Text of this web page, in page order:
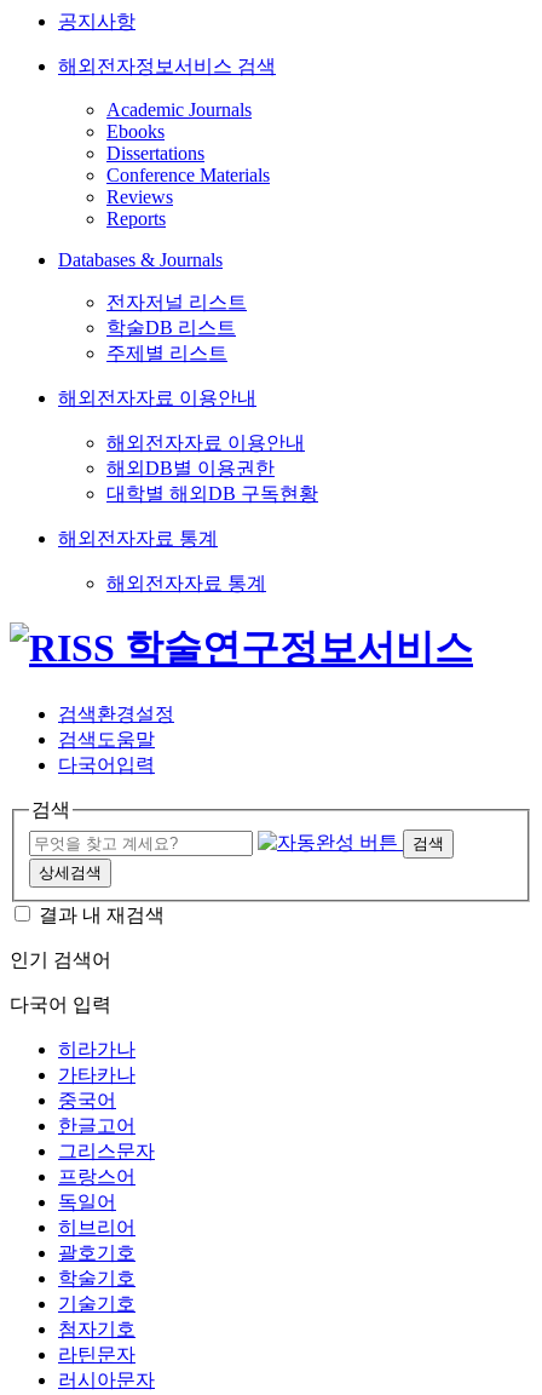
공지사항
해외전자정보서비스 검색
Academic Journals
Ebooks
Dissertations
Conference Materials
Reviews
Reports
Databases & Journals
전자저널 리스트
학술DB 리스트
주제별 리스트
해외전자자료 이용안내
해외전자자료 이용안내
해외DB별 이용권한
대학별 해외DB 구독현황
해외전자자료 통계
해외전자자료 통계
검색환경설정
검색도움말
다국어입력
검색
검색
상세검색
결과 내 재검색
인기 검색어
다국어 입력
히라가나
가타카나
중국어
한글고어
그리스문자
프랑스어
독일어
히브리어
괄호기호
학술기호
기술기호
첨자기호
라틴문자
러시아문자